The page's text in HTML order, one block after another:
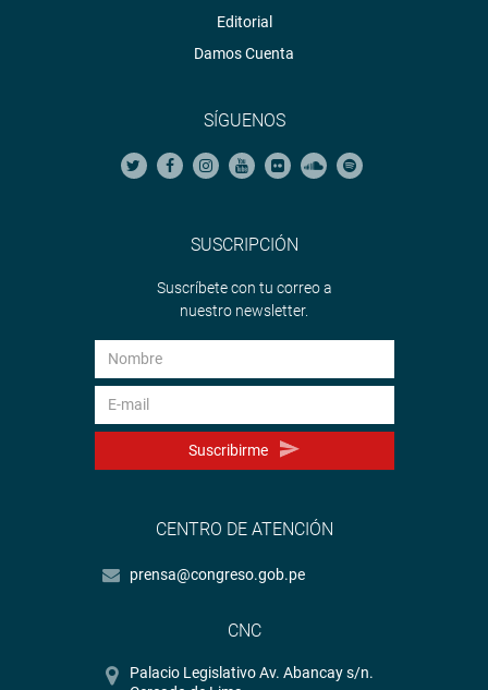
Editorial
Damos Cuenta
SÍGUENOS
SUSCRIPCIÓN
Suscríbete con tu correo a
nuestro newsletter.
Suscribirme
CENTRO DE ATENCIÓN
prensa@congreso.gob.pe
CNC
Palacio Legislativo Av. Abancay s/n.